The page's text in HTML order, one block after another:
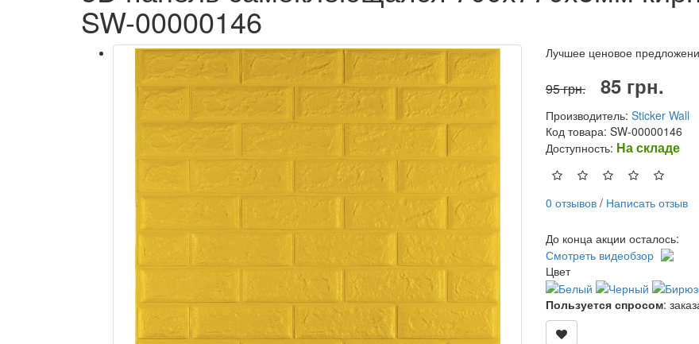
SW-00000146
Лучшее ценовое
95 грн. 85 грн.
Производитель: Sticker Wall
Код товара: SW-00000146
Доступность: На складе
0 отзывов / Написать отзыв
До конца акции осталось:
Смотреть видеобзор
Цвет
Пользуется спросом: